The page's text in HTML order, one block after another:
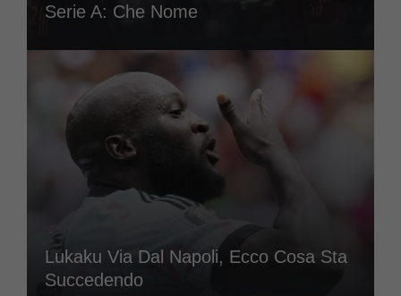
Serie A: Che Nome
Lukaku Via Dal Napoli, Ecco Cosa Sta
Succedendo